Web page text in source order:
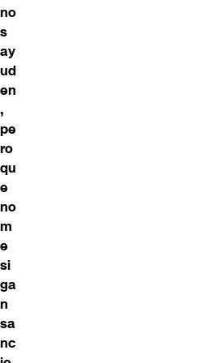
no
s
ay
ud
en
,
pe
ro
qu
e
no
m
e
si
ga
n
sa
nc